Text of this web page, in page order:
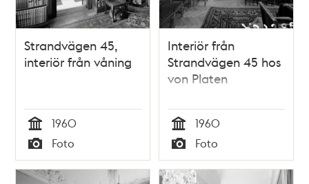
Strandvägen 45,
interiör från våning
Tid
1960
Typ
Foto
Interiör från
Strandvägen 45 hos
von Platen
Tid
1960
Typ
Foto